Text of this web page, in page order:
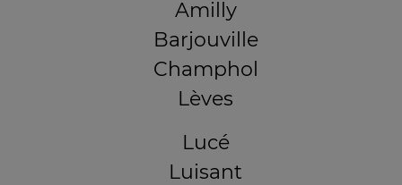
Amilly
Barjouville
Champhol
Lèves
Lucé
Luisant